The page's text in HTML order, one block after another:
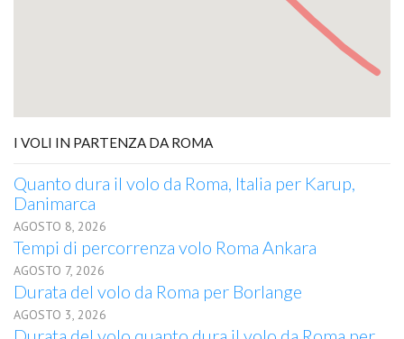
I VOLI IN PARTENZA DA ROMA
Quanto dura il volo da Roma, Italia per Karup,
Danimarca
AGOSTO 8, 2026
Tempi di percorrenza volo Roma Ankara
AGOSTO 7, 2026
Durata del volo da Roma per Borlange
AGOSTO 3, 2026